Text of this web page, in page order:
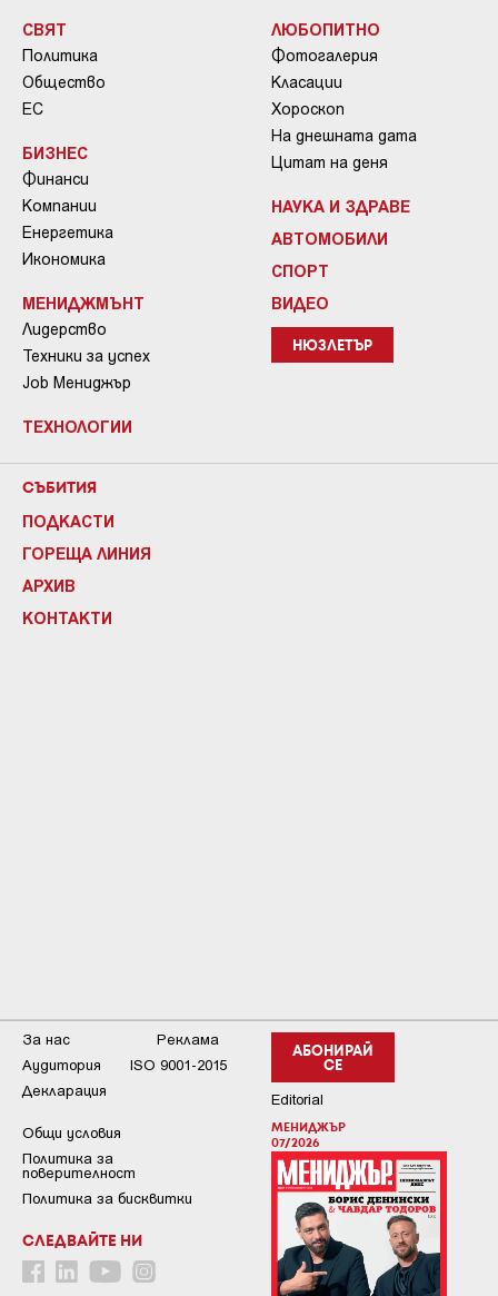
СВЯТ
Политика
Общество
ЕС
БИЗНЕС
Финанси
Компании
Енергетика
Икономика
МЕНИДЖМЪНТ
Лидерство
Техники за успех
Job Мениджър
ТЕХНОЛОГИИ
ЛЮБОПИТНО
Фотогалерия
Класации
Хороскоп
На днешната дата
Цитат на деня
НАУКА И ЗДРАВЕ
АВТОМОБИЛИ
СПОРТ
ВИДЕО
НЮЗЛЕТЪР
СЪБИТИЯ
ПОДКАСТИ
ГОРЕЩА ЛИНИЯ
АРХИВ
КОНТАКТИ
АБОНИРАЙ
СЕ
Editorial
МЕНИДЖЪР
07/2026
За нас
Реклама
Аудитория
ISO 9001-2015
Декларация
Общи условия
Пoлитикa зa
пoвepитeлнocт
Политика за бисквитки
СЛЕДВАЙТЕ НИ